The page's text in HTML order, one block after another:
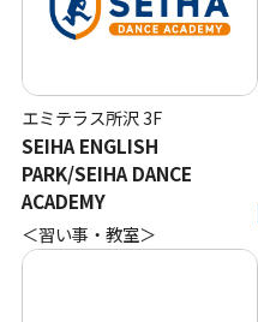
エミテラス所沢3F
SEIHA ENGLISH
PARK/SEIHA DANCE
ACADEMY
＜習い事・教室＞